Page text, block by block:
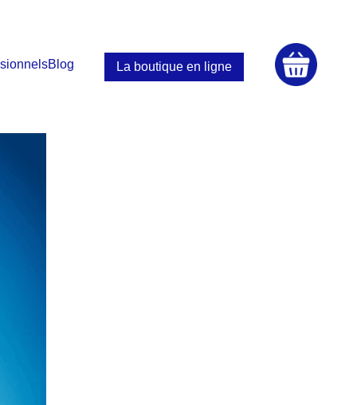
Blog La boutique en ligne